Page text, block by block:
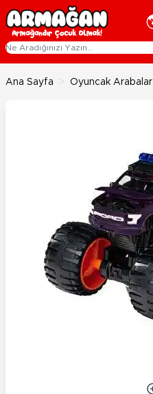
İçeriğe geç
Ana Sayfa > Oyuncak Arabalar